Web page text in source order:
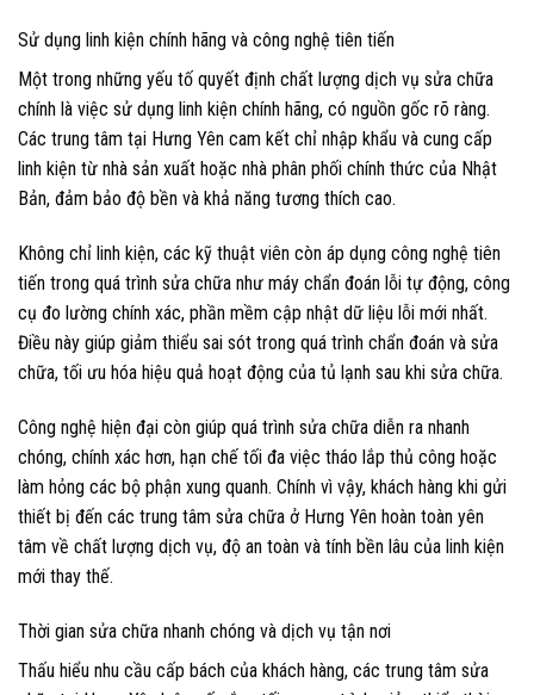
Sử dụng linh kiện chính hãng và công nghệ tiên tiến
Một trong những yếu tố quyết định chất lượng dịch vụ sửa chữa
chính là việc sử dụng linh kiện chính hãng, có nguồn gốc rõ ràng.
Các trung tâm tại Hưng Yên cam kết chỉ nhập khẩu và cung cấp
linh kiện từ nhà sản xuất hoặc nhà phân phối chính thức của Nhật
Bản, đảm bảo độ bền và khả năng tương thích cao.
Không chỉ linh kiện, các kỹ thuật viên còn áp dụng công nghệ tiên
tiến trong quá trình sửa chữa như máy chẩn đoán lỗi tự động, công
cụ đo lường chính xác, phần mềm cập nhật dữ liệu lỗi mới nhất.
Điều này giúp giảm thiểu sai sót trong quá trình chẩn đoán và sửa
chữa, tối ưu hóa hiệu quả hoạt động của tủ lạnh sau khi sửa chữa.
Công nghệ hiện đại còn giúp quá trình sửa chữa diễn ra nhanh
chóng, chính xác hơn, hạn chế tối đa việc tháo lắp thủ công hoặc
làm hỏng các bộ phận xung quanh. Chính vì vậy, khách hàng khi gửi
thiết bị đến các trung tâm sửa chữa ở Hưng Yên hoàn toàn yên
tâm về chất lượng dịch vụ, độ an toàn và tính bền lâu của linh kiện
mới thay thế.
Thời gian sửa chữa nhanh chóng và dịch vụ tận nơi
Thấu hiểu nhu cầu cấp bách của khách hàng, các trung tâm sửa